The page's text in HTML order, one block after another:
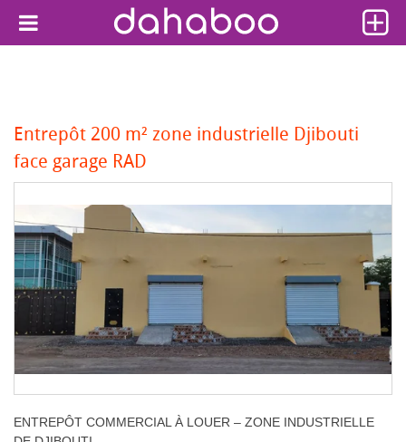
Entrepôt 200 m² zone industrielle Djibouti
face garage RAD
ENTREPÔT COMMERCIAL À LOUER – ZONE INDUSTRIELLE